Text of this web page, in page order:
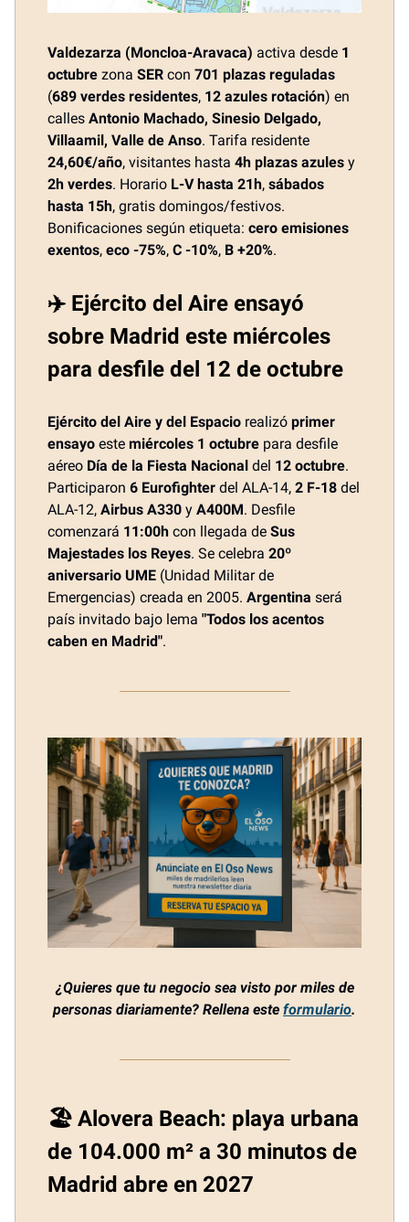
Valdezarza (Moncloa-Aravaca) activa desde 1
octubre zona SER con 701 plazas reguladas
(689 verdes residentes, 12 azules rotación) en
calles Antonio Machado, Sinesio Delgado,
Villaamil, Valle de Anso. Tarifa residente
24,60€/año, visitantes hasta 4h plazas azules y
2h verdes. Horario L-V hasta 21h, sábados
hasta 15h, gratis domingos/festivos.
Bonificaciones según etiqueta: cero emisiones
exentos, eco -75%, C -10%, B +20%.
✈️ Ejército del Aire ensayó
sobre Madrid este miércoles
para desfile del 12 de octubre
Ejército del Aire y del Espacio realizó primer
ensayo este miércoles 1 octubre para desfile
aéreo Día de la Fiesta Nacional del 12 octubre.
Participaron 6 Eurofighter del ALA-14, 2 F-18 del
ALA-12, Airbus A330 y A400M. Desfile
comenzará 11:00h con llegada de Sus
Majestades los Reyes. Se celebra 20º
aniversario UME (Unidad Militar de
Emergencias) creada en 2005. Argentina será
país invitado bajo lema "Todos los acentos
caben en Madrid".
¿Quieres que tu negocio sea visto por miles de
personas diariamente? Rellena este formulario.
🏖️ Alovera Beach: playa urbana
de 104.000 m² a 30 minutos de
Madrid abre en 2027